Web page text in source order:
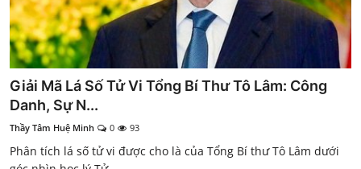
Giải Mã Lá Số Tử Vi Tổng Bí Thư Tô Lâm: Công
Danh, Sự N...
Thầy Tâm Huệ Minh 0 93
Phân tích lá số tử vi được cho là của Tổng Bí thư Tô Lâm dưới